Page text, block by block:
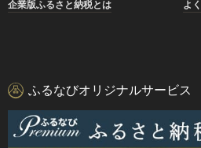
企業版ふるさと納税とは
よ
ふるなびオリジナルサービス